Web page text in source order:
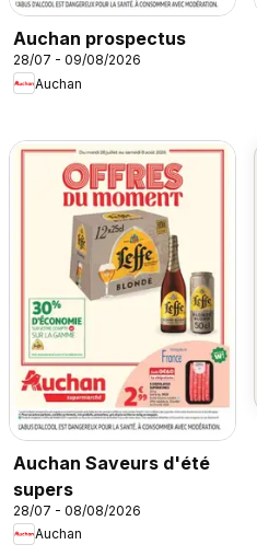
Auchan prospectus
28/07 - 09/08/2026
Auchan
Auchan Saveurs d'été
supers
28/07 - 08/08/2026
Auchan